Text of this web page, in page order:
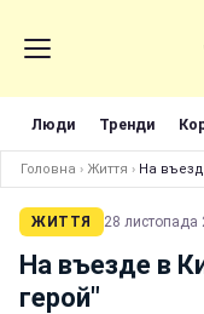
Люди Тренди
Головна › Життя › На
ЖИТТЯ 28 листопада
На въезде в
герой"